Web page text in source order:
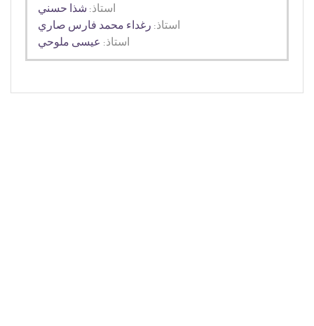
استاذ: شذا حسني
استاذ: رغداء محمد فارس صاري
استاذ: عيسى ملوحي